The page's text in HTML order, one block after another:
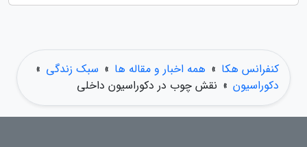
کنفرانس هکا » همه اخبار و مقاله ها » سبک زندگی »
دکوراسیون » نقش چوب در دکوراسیون داخلی